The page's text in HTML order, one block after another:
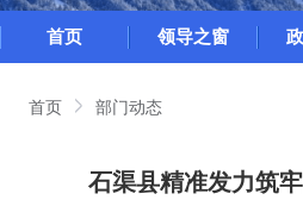
首页 领导之窗
首页 部门动态
石渠县精准发力筑